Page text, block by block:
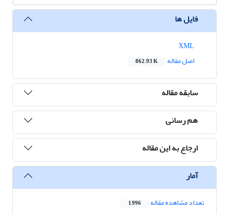
فایل ها
اصل مقاله
862.93 K
سابقه مقاله
هم رسانی
ارجاع به این مقاله
آمار
تعداد مشاهده مقاله 1,996